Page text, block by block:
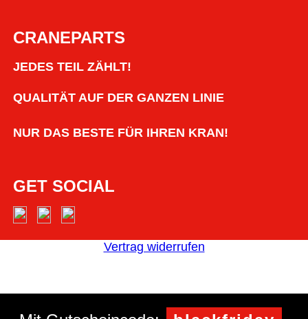
CRANEPARTS
JEDES TEIL ZÄHLT!
QUALITÄT AUF DER GANZEN LINIE
NUR DAS BESTE FÜR IHREN KRAN!
GET SOCIAL
Vertrag widerrufen